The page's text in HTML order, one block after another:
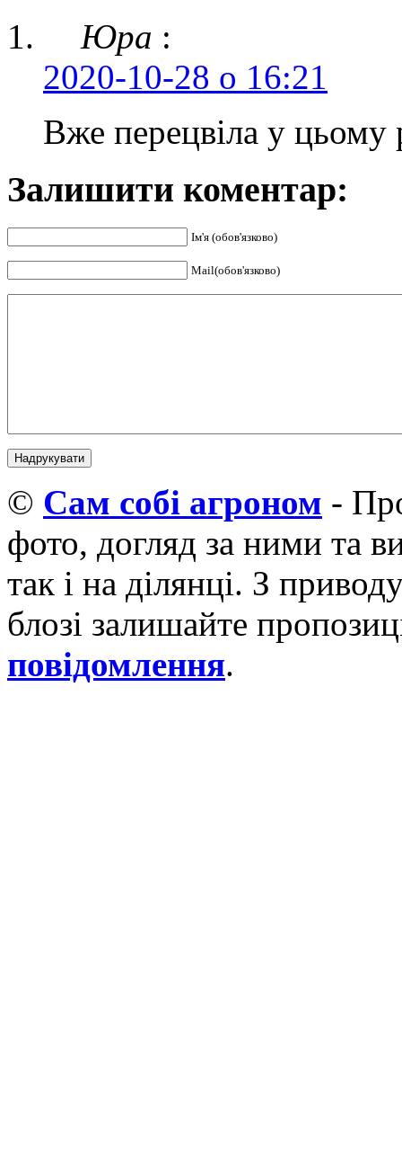
Юра :
2020-10-28 о 16:21
Вже перецвіла у
Залишити коментар:
Ім'я (обов'язково)
Mail(обов'язково)
© Cам собі агроном -
фото, догляд за ними та
так і на ділянці. З
блозі залишайте
повідомлення.